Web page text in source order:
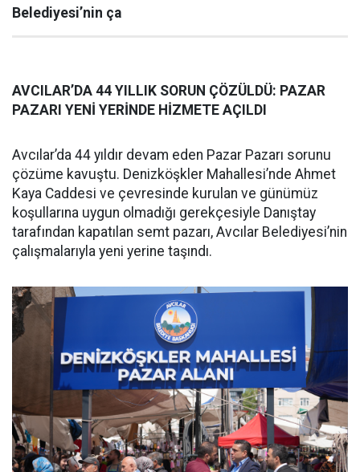
Belediyesi’nin ça
AVCILAR’DA 44 YILLIK SORUN ÇÖZÜLDÜ: PAZAR
PAZARI YENİ YERİNDE HİZMETE AÇILDI
Avcılar’da 44 yıldır devam eden Pazar Pazarı sorunu
çözüme kavuştu. Denizköşkler Mahallesi’nde Ahmet
Kaya Caddesi ve çevresinde kurulan ve günümüz
koşullarına uygun olmadığı gerekçesiyle Danıştay
tarafından kapatılan semt pazarı, Avcılar Belediyesi’nin
çalışmalarıyla yeni yerine taşındı.